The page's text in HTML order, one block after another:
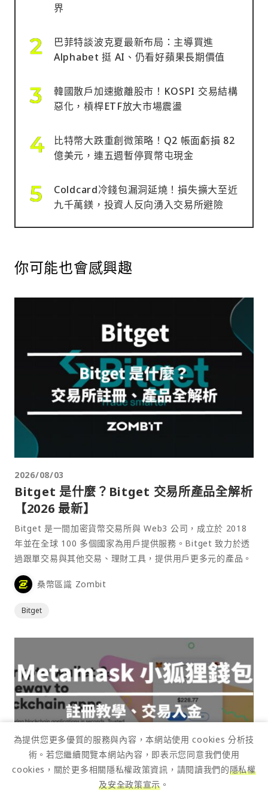
界
巴菲特談波克夏最新布局：主導買進
Alphabet 挺 AI、仍看好蘋果長期價值
韓國散戶加速撤離股市！KOSPI 交易結構
惡化，槓桿ETF放大市場震盪
比特幣大跌重創微策略！Q2 帳面虧損 82
億美元，連五週暫停買幣屯現金
Coldcard冷錢包漏洞延燒！損失擴大至近
九千萬鎂，投資人反向湧入交易所避險
你可能也會感興趣
2026/08/03
Bitget 是什麼？Bitget 交易所產品全解析
【2026 最新】
Bitget 是一間加密貨幣交易所與 Web3 公司，成立於 2018
年並在全球 100 多個國家為用戶提供服務。Bitget 致力於透
過跟單交易與其他交易、理財工具，提供用戶更多元的產品。
桑幣區識 Zombit
Bitget
為提供您更多優質的服務與內容，本網站使用 cookies 分析技
術。若您繼續閱覽本網站內容，即表示您同意我們使用
cookies，關於更多相關隱私權政策資訊，請閱讀我們的隱私權
及安全政策宣示 。